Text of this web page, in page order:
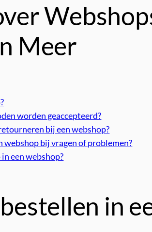
Meer
worden geaccepteerd?
bij een webshop?
webshop bij vragen of problemen?
een webshop?
in